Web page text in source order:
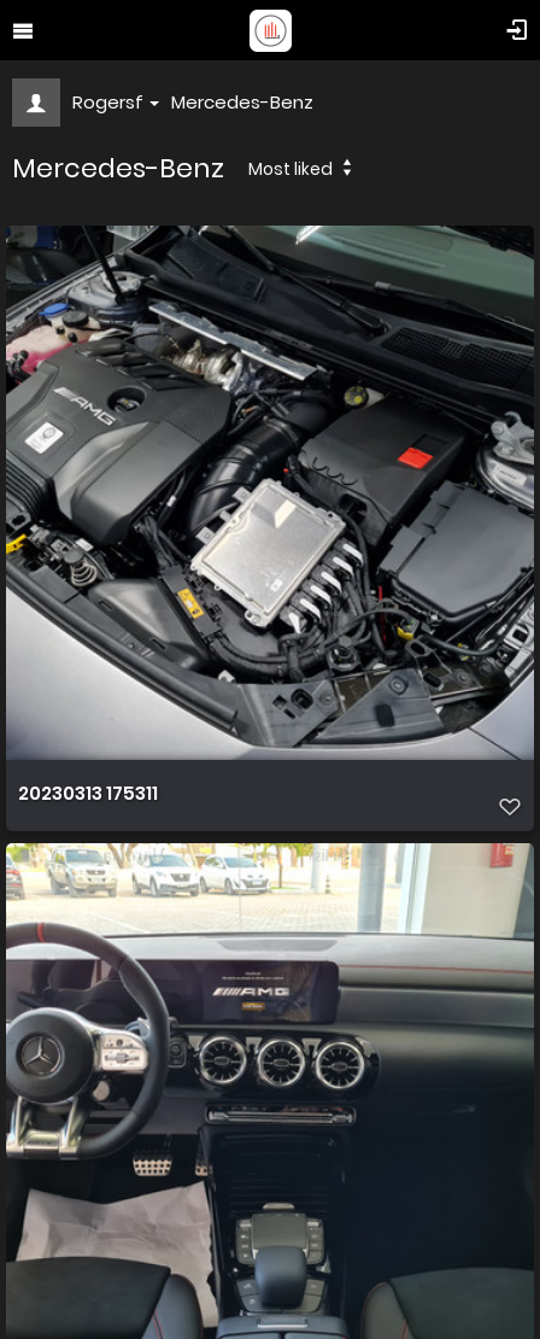
Rogersf Mercedes-Benz
Mercedes-Benz Most liked
20230313 175311